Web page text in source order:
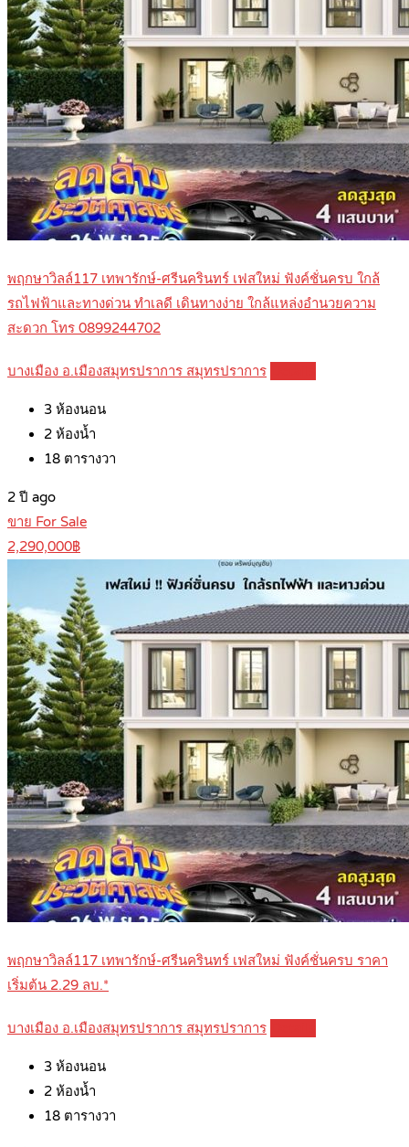
พฤกษาวิลล์117 เทพารักษ์-ศรีนครินทร์ เฟสใหม่ ฟังค์ชั่นครบ ใกล้
รถไฟฟ้าและทางด่วน ทำเลดี เดินทางง่าย ใกล้แหล่งอำนวยความ
สะดวก โทร 0899244702
บางเมือง อ.เมืองสมุทรปราการ สมุทรปราการ
3 ห้องนอน
2 ห้องน้ำ
18 ตารางวา
2 ปี ago
ขาย For Sale
2,290,000฿
พฤกษาวิลล์117 เทพารักษ์-ศรีนครินทร์ เฟสใหม่ ฟังค์ชั่นครบ ราคา
เริ่มต้น 2.29 ลบ.*
บางเมือง อ.เมืองสมุทรปราการ สมุทรปราการ
3 ห้องนอน
2 ห้องน้ำ
18 ตารางวา